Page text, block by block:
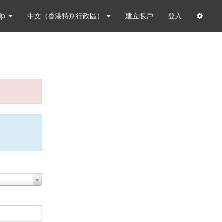
中文（香港特別行政區） 建立賬戶 登入